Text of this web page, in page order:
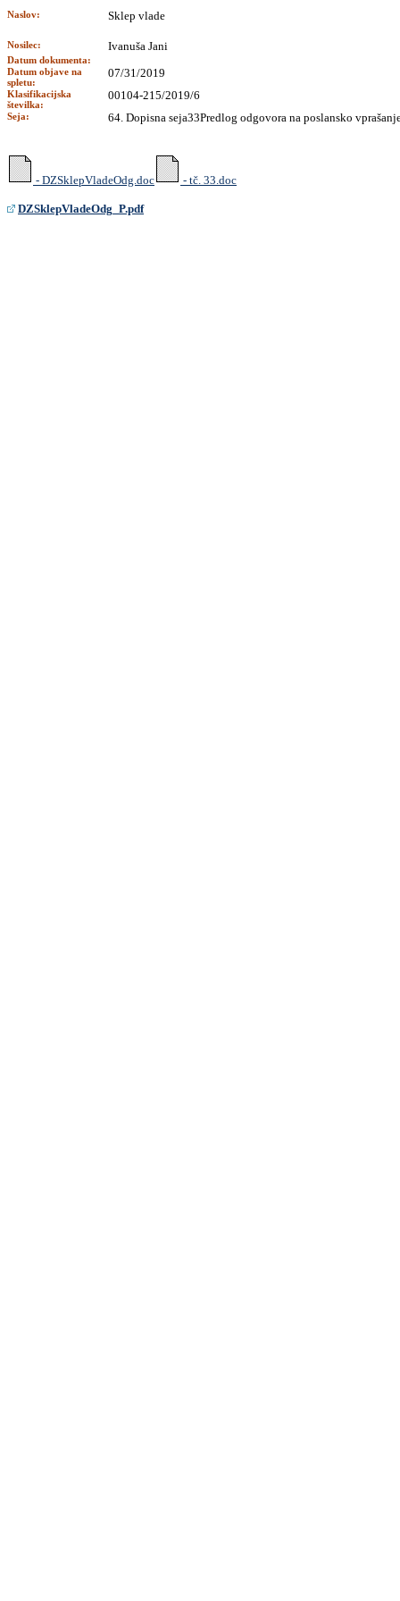
Naslov: Sklep vlade
Nosilec: Ivanuša Jani
Datum dokumenta:
Datum objave na
spletu:
07/31/2019
Klasifikacijska
številka:
00104-215/2019/6
Seja: 64. Dopisna seja33Predlog odgovora na poslansko
- DZSklepVladeOdg.doc - tč. 33.doc
DZSklepVladeOdg_P.pdf